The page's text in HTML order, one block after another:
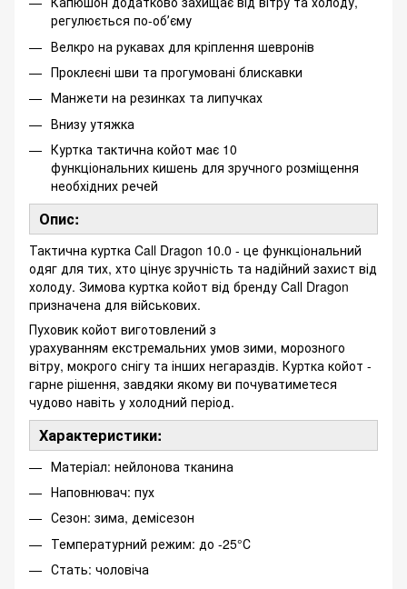
регулюється по-обʼєму
Велкро на рукавах для кріплення шевронів
Проклеєні шви та прогумовані блискавки
Манжети на резинках та липучках
Внизу утяжка
Куртка тактична койот має 10
функціональних кишень для зручного розміщення
необхідних речей
Опис:
Тактична куртка Call Dragon 10.0 - це функціональний
одяг для тих, хто цінує зручність та надійний захист від
холоду. Зимова куртка койот від бренду Call Dragon
призначена для військових.
Пуховик койот виготовлений з
урахуванням екстремальних умов зими, морозного
вітру, мокрого снігу та інших негараздів. Куртка койот -
гарне рішення, завдяки якому ви почуватиметеся
чудово навіть у холодний період.
Характеристики:
Матеріал: нейлонова тканина
Наповнювач: пух
Сезон: зима, демісезон
Температурний режим: до -25°С
Стать: чоловіча